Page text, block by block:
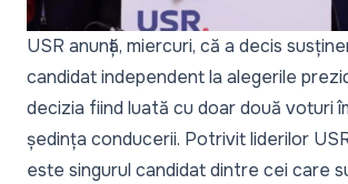
USR anunță, miercuri, că a decis
candidat independent la alegerile
decizia fiind luată cu doar două voturi
ședința conducerii. Potrivit liderilor
este singurul candidat dintre cei care